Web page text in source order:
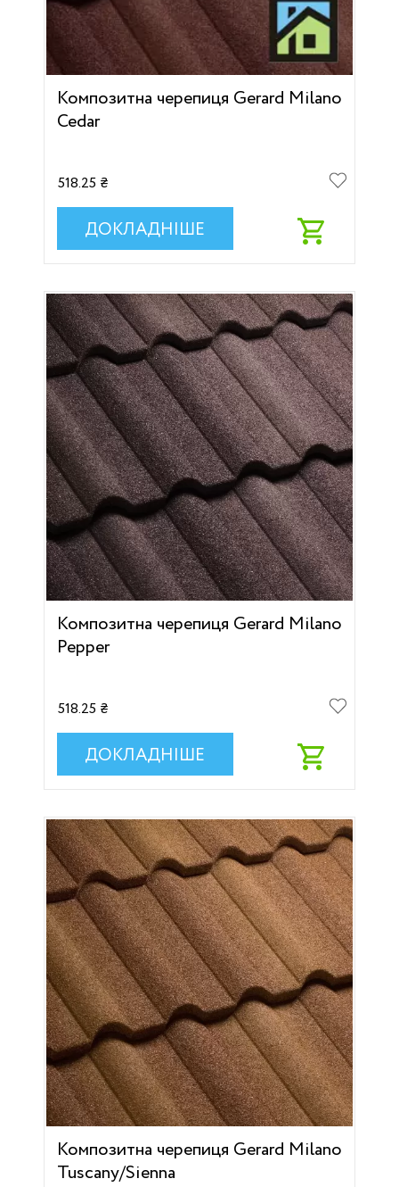
Композитна черепиця Gerard Milano
Cedar
518.25 ₴
ДОКЛАДНІШЕ
Композитна черепиця Gerard Milano
Pepper
518.25 ₴
ДОКЛАДНІШЕ
Композитна черепиця Gerard Milano
Tuscany/Sienna